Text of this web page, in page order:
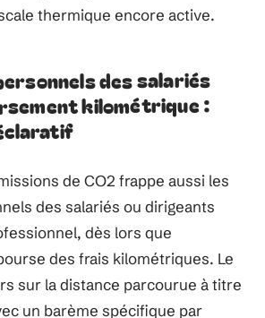
thermique encore active.
des salariés
kilométrique :
de CO2 frappe aussi les
des salariés ou dirigeants
dès lors que
des frais kilométriques. Le
sur la distance parcourue à titre
un barème spécifique par